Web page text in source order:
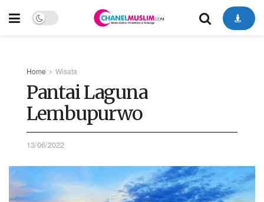
Home Wisata
Pantai Laguna
Lembupurwo
13/06/2022